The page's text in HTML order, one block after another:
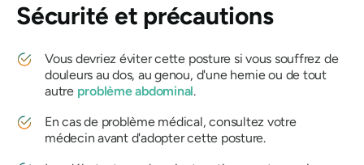
Sécurité et précautions
Vous devriez éviter cette posture si vous souffrez de
douleurs au dos, au genou, d'une hernie ou de tout
autre problème abdominal.
En cas de problème médical, consultez votre
médecin avant d'adopter cette posture.